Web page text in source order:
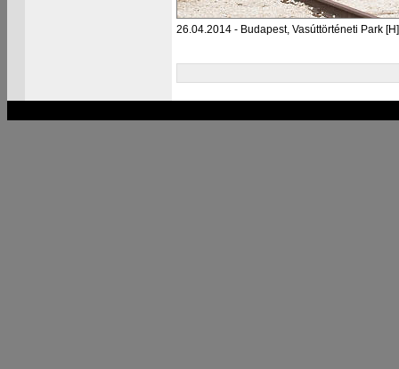
26.04.2014 - Budapest, Vasúttörténeti Park [H]